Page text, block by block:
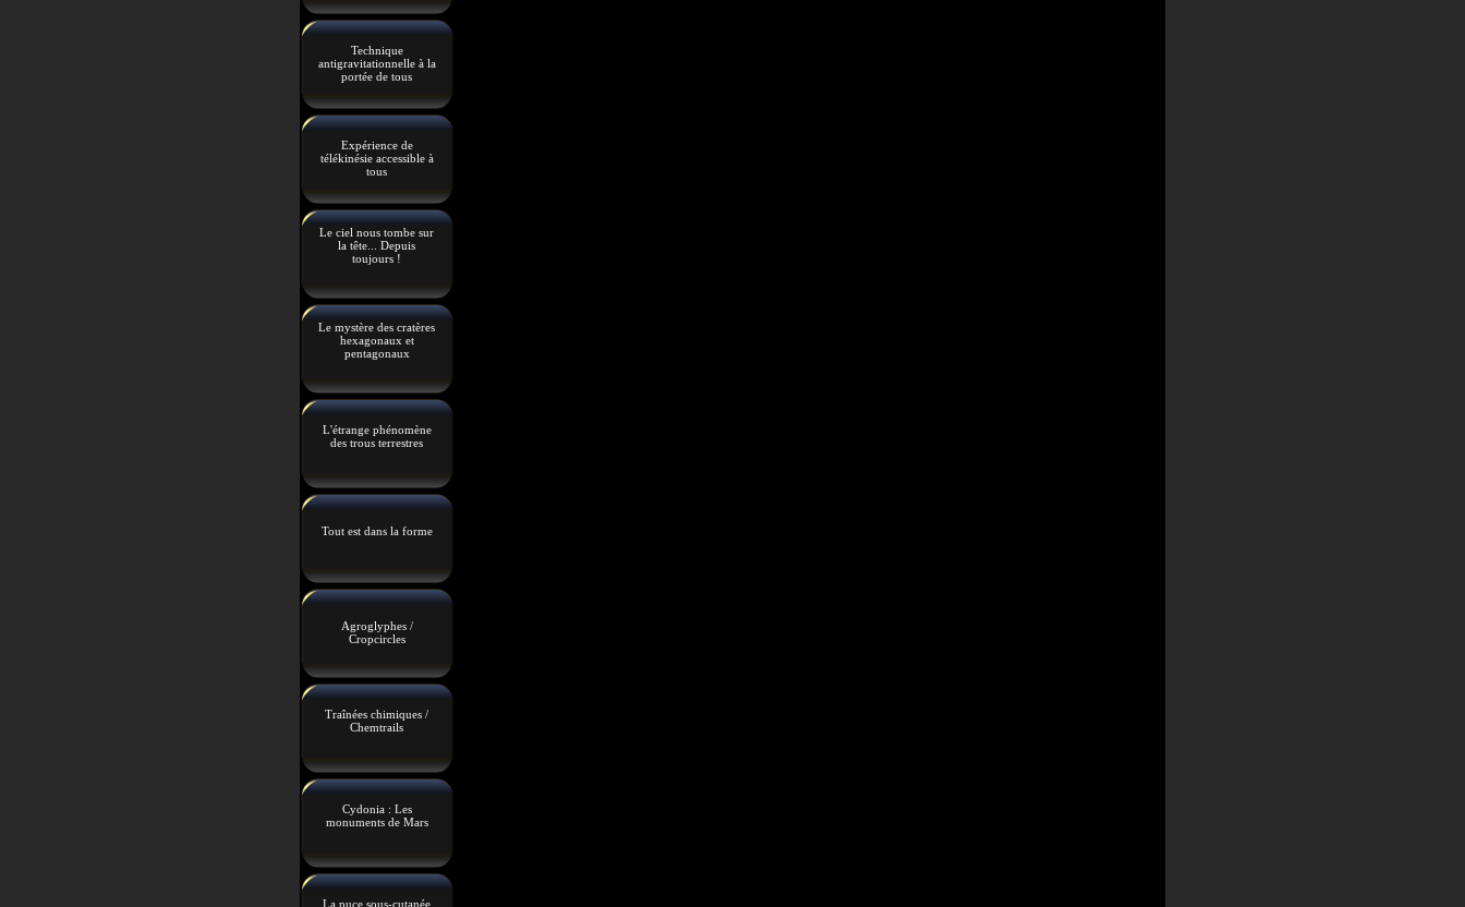
Technique
antigravitationnelle à la
portée de tous
Expérience de
télékinésie accessible à
tous
Le ciel nous tombe sur
la tête... Depuis
toujours !
Le mystère des cratères
hexagonaux et
pentagonaux
L'étrange phénomène
des trous terrestres
Tout est dans la forme
Agroglyphes /
Cropcircles
Traînées chimiques /
Chemtrails
Cydonia : Les
monuments de Mars
La puce sous-cutanée